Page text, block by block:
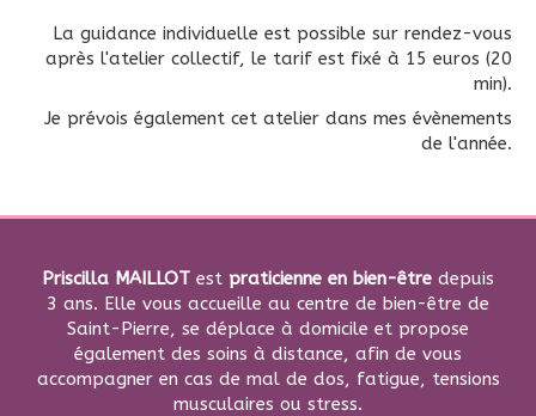
La guidance individuelle est possible sur rendez-vous
après l'atelier collectif, le tarif est fixé à 15 euros (20
min).
Je prévois également cet atelier dans mes évènements
de l'année.
Priscilla MAILLOT est praticienne en bien-être depuis
3 ans. Elle vous accueille au centre de bien-être de
Saint-Pierre, se déplace à domicile et propose
également des soins à distance, afin de vous
accompagner en cas de mal de dos, fatigue, tensions
musculaires ou stress.